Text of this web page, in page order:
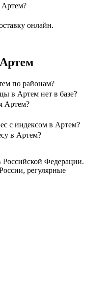
онлайн.
по районам?
в Артем нет в базе?
Артем?
с индексом в Артем?
в Артем?
Российской Федерации.
регулярные